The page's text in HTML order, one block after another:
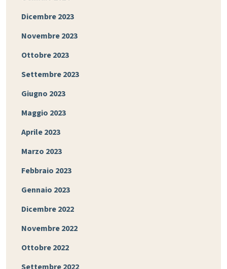
Dicembre 2023
Novembre 2023
Ottobre 2023
Settembre 2023
Giugno 2023
Maggio 2023
Aprile 2023
Marzo 2023
Febbraio 2023
Gennaio 2023
Dicembre 2022
Novembre 2022
Ottobre 2022